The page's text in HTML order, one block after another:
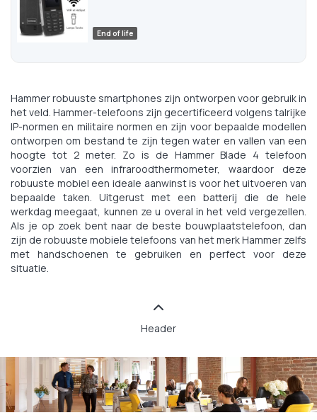
End of life
Hammer robuuste smartphones zijn ontworpen voor gebruik in
het veld. Hammer-telefoons zijn gecertificeerd volgens talrijke
IP-normen en militaire normen en zijn voor bepaalde modellen
ontworpen om bestand te zijn tegen water en vallen van een
hoogte tot 2 meter. Zo is de Hammer Blade 4 telefoon
voorzien van een infraroodthermometer, waardoor deze
robuuste mobiel een ideale aanwinst is voor het uitvoeren van
bepaalde taken. Uitgerust met een batterij die de hele
werkdag meegaat, kunnen ze u overal in het veld vergezellen.
Als je op zoek bent naar de beste bouwplaatstelefoon, dan
zijn de robuuste mobiele telefoons van het merk Hammer zelfs
met handschoenen te gebruiken en perfect voor deze
situatie.
Header